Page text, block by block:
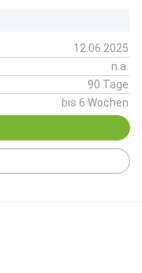
12.06.2025
n.a.
90 Tage
bis 6 Wochen